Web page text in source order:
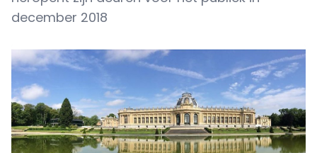
december 2018